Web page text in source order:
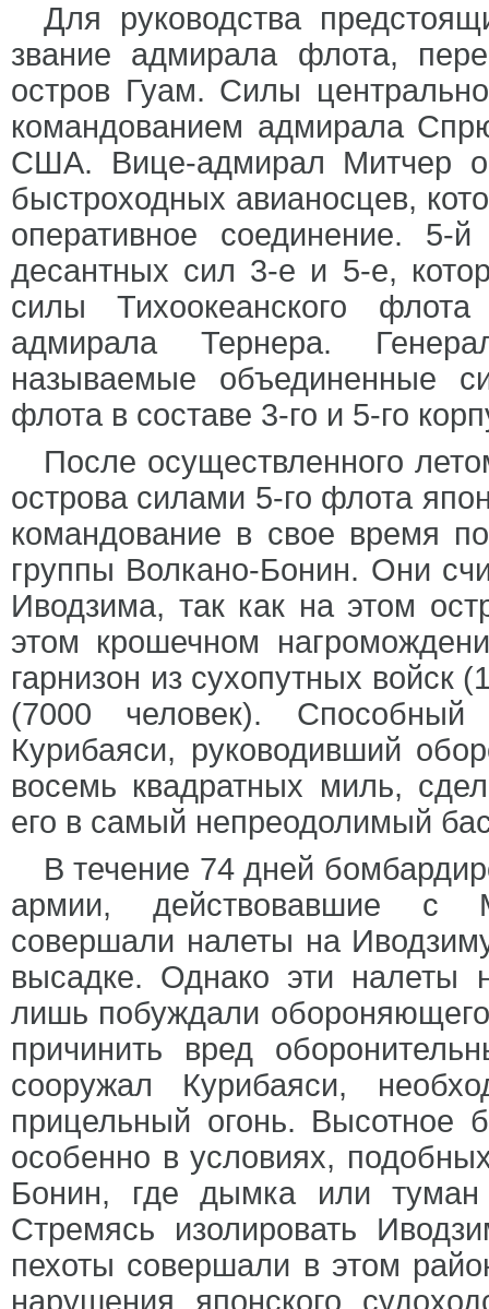
Для руководства
звание адмирала флота,
остров Гуам. Силы
командованием адмирала
США. Вице-адмирал Митчер
быстроходных авианосцев,
оперативное соединение.
десантных сил 3-е и 5-е,
силы Тихоокеанского
адмирала Тернера.
называемые объединенные
флота в составе 3-го и 5-го
После осуществленного
острова силами 5-го флота
командование в свое время
группы Волкано-Бонин. Они
Иводзима, так как на этом
этом крошечном
гарнизон из сухопутных войск
(7000 человек). Способный
Курибаяси, руководивший
восемь квадратных миль,
его в самый непреодолимый
В течение 74 дней
армии, действовавшие с
совершали налеты на
высадке. Однако эти налеты
лишь побуждали
причинить вред
сооружал Курибаяси,
прицельный огонь. Высотное
особенно в условиях,
Бонин, где дымка или туман
Стремясь изолировать
пехоты совершали в этом
нарушения японского